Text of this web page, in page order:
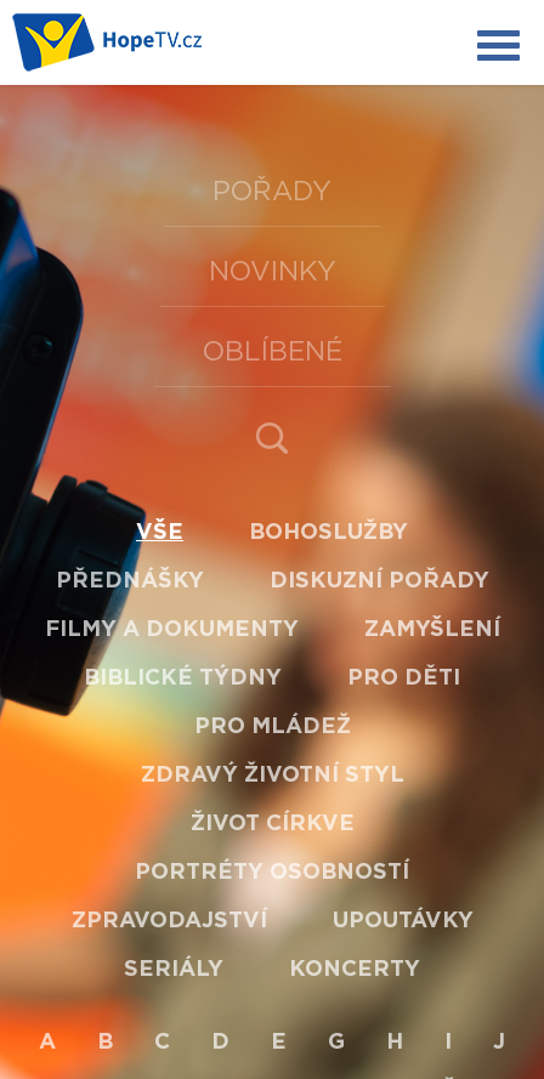
POŘADY
NOVINKY
OBLÍBENÉ
VŠE BOHOSLUŽBY
PŘEDNÁŠKY DISKUZNÍ POŘADY
FILMY A DOKUMENTY ZAMYŠLENÍ
BIBLICKÉ TÝDNY PRO DĚTI
PRO MLÁDEŽ
ZDRAVÝ ŽIVOTNÍ STYL
ŽIVOT CÍRKVE
PORTRÉTY OSOBNOSTÍ
ZPRAVODAJSTVÍ UPOUTÁVKY
SERIÁLY KONCERTY
A B C D E G H J